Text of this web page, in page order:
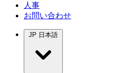
人事
お問い合わせ
JP 日本語